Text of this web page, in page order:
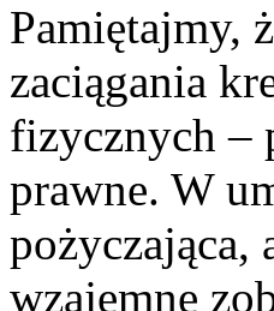
Pamiętajmy,
zaciągania
fizycznych –
prawne. W
pożyczająca,
wzajemne